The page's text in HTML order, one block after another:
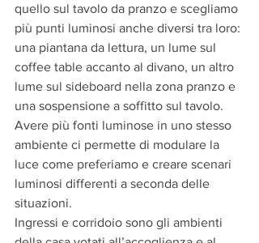
quello sul tavolo da pranzo e scegliamo
più punti luminosi anche diversi tra loro:
una piantana da lettura, un lume sul
coffee table accanto al divano, un altro
lume sul sideboard nella zona pranzo e
una sospensione a soffitto sul tavolo.
Avere più fonti luminose in uno stesso
ambiente ci permette di modulare la
luce come preferiamo e creare scenari
luminosi differenti a seconda delle
situazioni.
Ingressi e corridoio sono gli ambienti